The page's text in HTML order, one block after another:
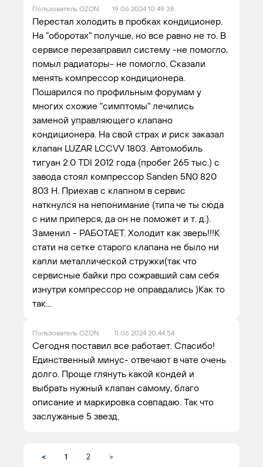
Пользователь OZON 19.06.2024 10:49:38
Перестал холодить в пробках кондиционер.
На "оборотах" получше, но все равно не то. В
сервисе перезаправил систему -не помогло,
помыл радиаторы- не помогло. Сказали
менять компрессор кондиционера.
Пошарился по профильным форумам у
многих схожие "симптомы" лечились
заменой управляющего клапано
кондиционера. На свой страх и риск заказал
клапан LUZAR LCCVV 1803. Автомобиль
тигуан 2.0 TDI 2012 года (пробег 265 тыс.) с
завода стоял компрессор Sanden 5N0 820
803 H. Приехав с клапном в сервис
наткнулся на непонимание (типа че ты сюда
с ним приперся, да он не поможет и т. д.).
Заменил - РАБОТАЕТ. Холодит как зверь!!!К
стати на сетке старого клапана не было ни
капли металлической стружки(так что
сервисные байки про сожравший сам себя
изнутри компрессор не оправдались )Как то
так...
Пользователь OZON 11.06.2024 20:44:54
Сегодня поставил все работает. Спасибо!
Единственный минус- отвечают в чате очень
долго. Проще глянуть какой кондей и
выбрать нужный клапан самому, благо
описание и маркировка совпадаю. Так что
заслужаные 5 звезд.
< 1 2 >